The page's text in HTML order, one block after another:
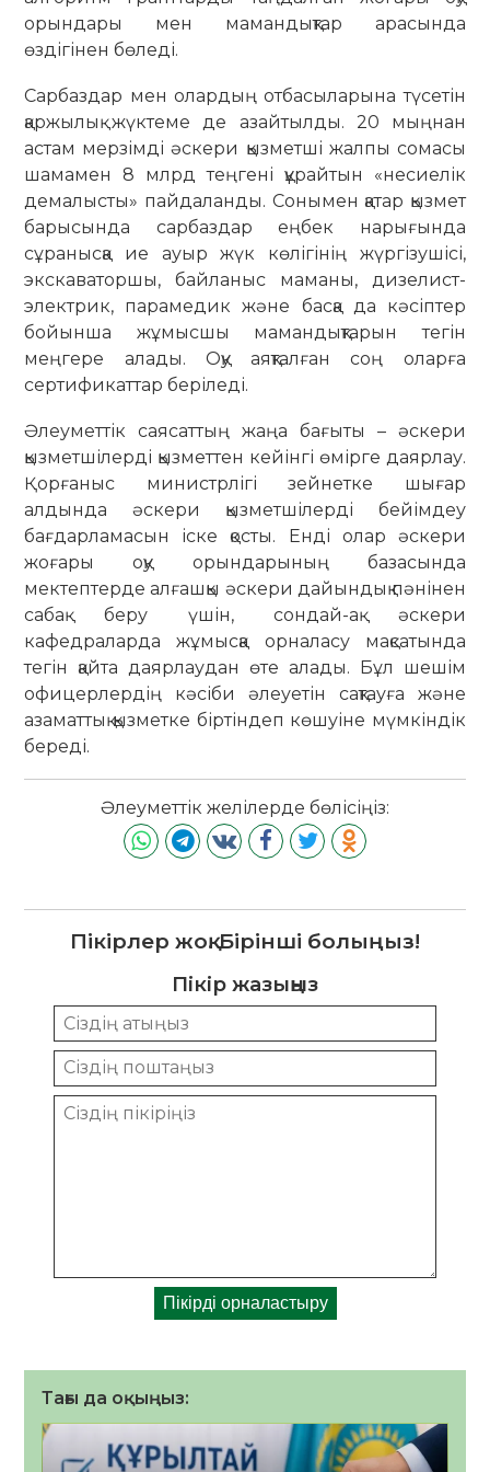
орындары мен мамандықтар арасында
өздігінен бөледі.
Сарбаздар мен олардың отбасыларына түсетін
қаржылық жүктеме де азайтылды. 20 мыңнан
астам мерзімді әскери қызметші жалпы сомасы
шамамен 8 млрд теңгені құрайтын «несиелік
демалысты» пайдаланды. Сонымен қатар қызмет
барысында сарбаздар еңбек нарығында
сұранысқа ие ауыр жүк көлігінің жүргізушісі,
экскаваторшы, байланыс маманы, дизелист-
электрик, парамедик және басқа да кәсіптер
бойынша жұмысшы мамандықтарын тегін
меңгере алады. Оқу аяқталған соң оларға
сертификаттар беріледі.
Әлеуметтік саясаттың жаңа бағыты – әскери
қызметшілерді қызметтен кейінгі өмірге даярлау.
Қорғаныс министрлігі зейнетке шығар
алдында әскери қызметшілерді бейімдеу
бағдарламасын іске қосты. Енді олар әскери
жоғары оқу орындарының базасында
мектептерде алғашқы әскери дайындық пәнінен
сабақ беру үшін, сондай-ақ әскери
кафедраларда жұмысқа орналасу мақсатында
тегін қайта даярлаудан өте алады. Бұл шешім
офицерлердің кәсіби әлеуетін сақтауға және
азаматтық қызметке біртіндеп көшуіне мүмкіндік
береді.
Әлеуметтік желілерде бөлісіңіз:
Пікірлер жоқ. Бірінші болыңыз!
Пікір жазыңыз
Тағы да оқыңыз: